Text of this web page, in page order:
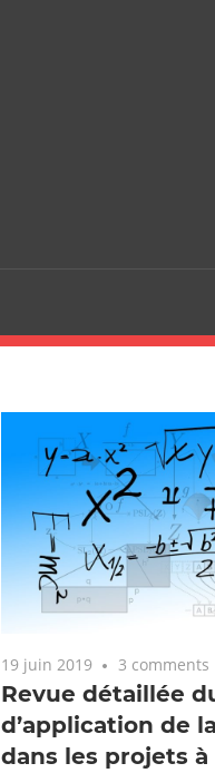
19 juin 2019 3 comments
Revue détaillée
d’application de
dans les projets